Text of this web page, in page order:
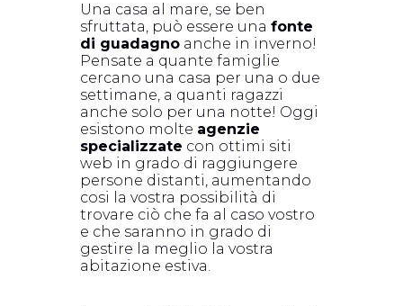
Una casa al mare, se ben
sfruttata, può essere una fonte
di guadagno anche in inverno!
Pensate a quante famiglie
cercano una casa per una o due
settimane, a quanti ragazzi
anche solo per una notte! Oggi
esistono molte agenzie
specializzate con ottimi siti
web in grado di raggiungere
persone distanti, aumentando
cosi la vostra possibilità di
trovare ciò che fa al caso vostro
e che saranno in grado di
gestire la meglio la vostra
abitazione estiva.